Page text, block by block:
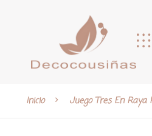
Inicio Juego Tres En Raya